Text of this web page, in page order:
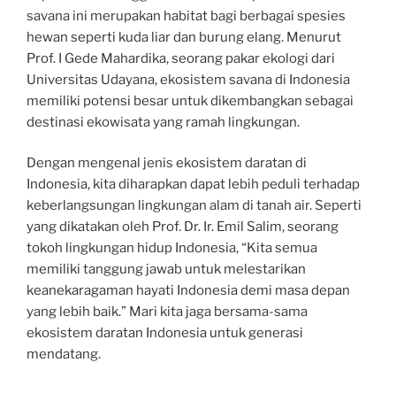
savana ini merupakan habitat bagi berbagai spesies
hewan seperti kuda liar dan burung elang. Menurut
Prof. I Gede Mahardika, seorang pakar ekologi dari
Universitas Udayana, ekosistem savana di Indonesia
memiliki potensi besar untuk dikembangkan sebagai
destinasi ekowisata yang ramah lingkungan.
Dengan mengenal jenis ekosistem daratan di
Indonesia, kita diharapkan dapat lebih peduli terhadap
keberlangsungan lingkungan alam di tanah air. Seperti
yang dikatakan oleh Prof. Dr. Ir. Emil Salim, seorang
tokoh lingkungan hidup Indonesia, “Kita semua
memiliki tanggung jawab untuk melestarikan
keanekaragaman hayati Indonesia demi masa depan
yang lebih baik.” Mari kita jaga bersama-sama
ekosistem daratan Indonesia untuk generasi
mendatang.